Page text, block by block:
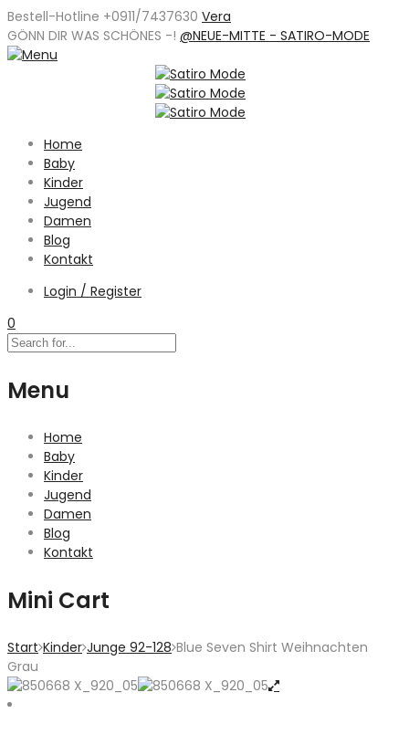
Bestell-Hotline +0911/7437630 Vera
GÖNN DIR WAS SCHÖNES -! @NEUE-MITTE - SATIRO-MODE
Home
Baby
Kinder
Jugend
Damen
Blog
Kontakt
Login / Register
0
Menu
Home
Baby
Kinder
Jugend
Damen
Blog
Kontakt
Mini Cart
Start Kinder Junge 92-128 Blue Seven Shirt Weihnachten
Grau